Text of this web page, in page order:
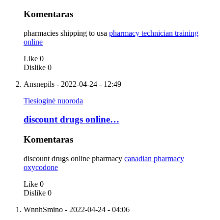
Komentaras
pharmacies shipping to usa pharmacy technician training
online
Like 0
Dislike 0
Ansnepils - 2022-04-24 - 12:49
Tiesioginė nuoroda
discount drugs online…
Komentaras
discount drugs online pharmacy canadian pharmacy
oxycodone
Like 0
Dislike 0
WnnhSmino - 2022-04-24 - 04:06